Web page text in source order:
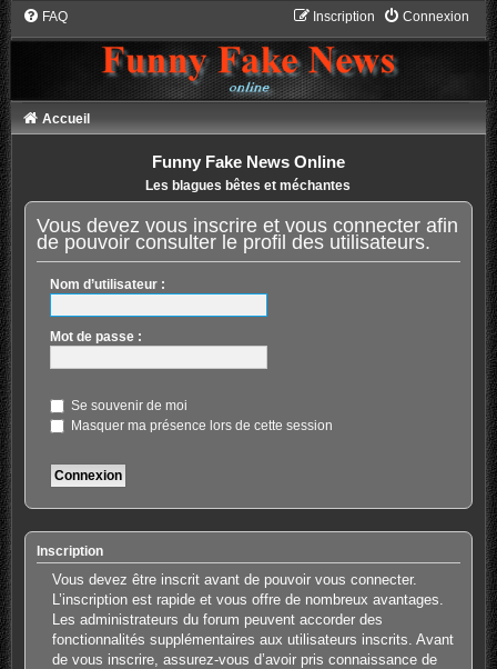
FAQ Connexion
Inscription
Accueil
Funny Fake News Online
Les blagues bêtes et méchantes
Vous devez vous inscrire et vous connecter afin
de pouvoir consulter le profil des utilisateurs.
Nom d’utilisateur :
Mot de passe :
Se souvenir de moi
Masquer ma présence lors de cette session
Inscription
Vous devez être inscrit avant de pouvoir vous connecter.
L’inscription est rapide et vous offre de nombreux avantages.
Les administrateurs du forum peuvent accorder des
fonctionnalités supplémentaires aux utilisateurs inscrits. Avant
de vous inscrire, assurez-vous d’avoir pris connaissance de